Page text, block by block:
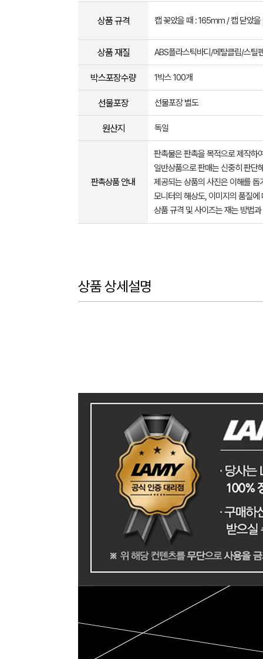
상품 규격 캡 꽂았을 때 : 165mm / 캡 닫았
상품 재질 ABS플라스틱바디/메탈클립/스틸
박스포장수량 1박스 100개
선물포장 선물포장 별도
원산지 독일
판촉상품 안내
판촉물은 판촉을 목적으로 제작하
일반상품으로 판매는 신중히 판단
제공되는 상품의 사진은 이해를
모니터의 해상도, 이미지의 품질
상품 규격 및 사이즈는 재는 방법
상품 상세설명